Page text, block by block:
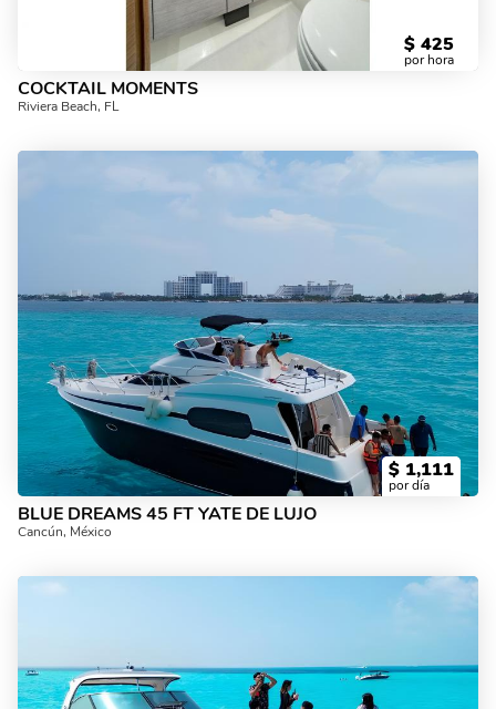
$ 425
por hora
COCKTAIL MOMENTS
Riviera Beach, FL
$ 1,111
por día
BLUE DREAMS 45 FT YATE DE LUJO
Cancún, México